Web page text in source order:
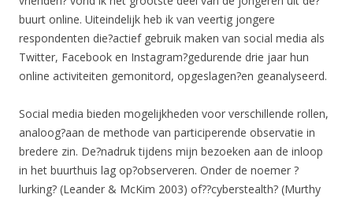
buurt online. Uiteindelijk heb ik van veertig jongere
respondenten die?actief gebruik maken van social media als
Twitter, Facebook en Instagram?gedurende drie jaar hun
online activiteiten gemonitord, opgeslagen?en geanalyseerd.
Social media bieden mogelijkheden voor verschillende rollen,
analoog?aan de methode van participerende observatie in
bredere zin. De?nadruk tijdens mijn bezoeken aan de inloop
in het buurthuis lag op?observeren. Onder de noemer ?
lurking? (Leander & McKim 2003) of??cyberstealth? (Murthy